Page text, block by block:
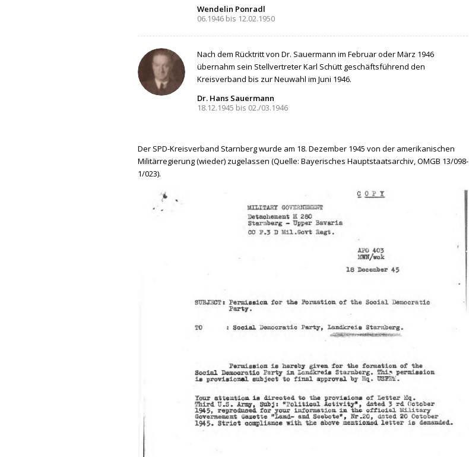
Wendelin Ponradl
06.1946 bis 12.02.1950
Nach dem Rücktritt von Dr. Sauermann im Februar oder März 1946
übernahm sein Stellvertreter Karl Schütt geschäftsführend den
Kreisverband bis zur Neuwahl im Juni 1946.
Dr. Hans Sauermann
18.12.1945 bis 02./03.1946
Der SPD-Kreisverband Starnberg wurde am 18. Dezember 1945 von der amerikanischen
Militärregierung (wieder) zugelassen (Quelle: Bayerisches Hauptstaatsarchiv, OMGB 13/098-
1/023).